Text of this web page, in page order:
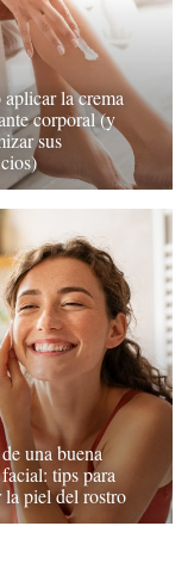
la crema
corporal (y
sus
una buena
tips para
la piel del rostro